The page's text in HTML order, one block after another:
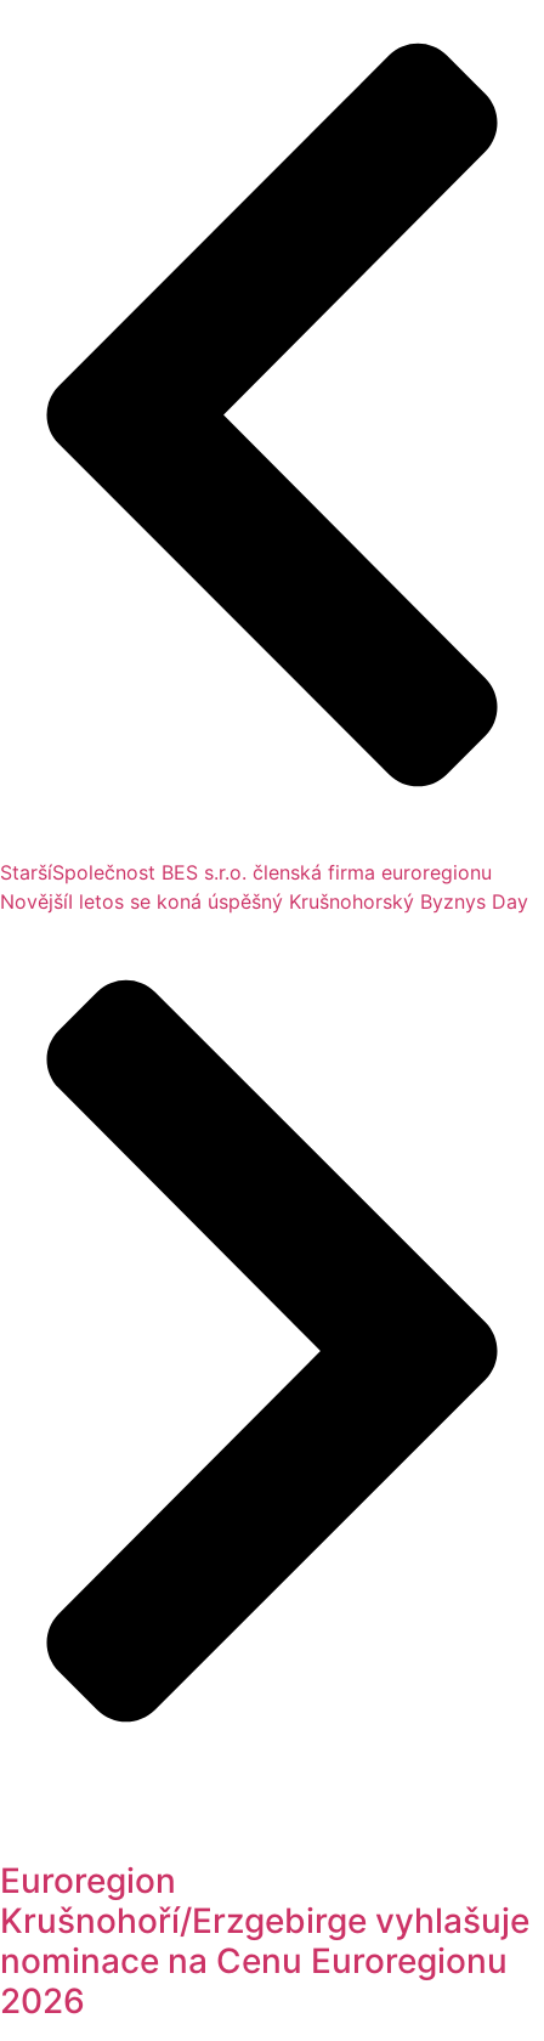
StaršíSpolečnost BES s.r.o. členská firma euroregionu
NovějšíI letos se koná úspěšný Krušnohorský Byznys Day
Euroregion
Krušnohoří/Erzgebirge vyhlašuje
nominace na Cenu Euroregionu
2026